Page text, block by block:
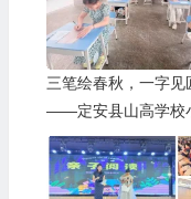
三笔绘春秋，一字见
——定安县山高学校
教师“三笔字“竞赛活